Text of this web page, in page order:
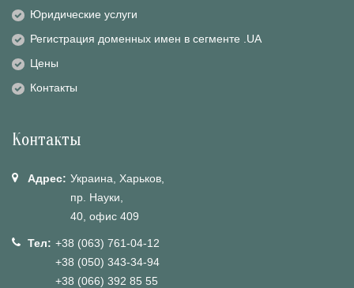
Юридические услуги
Регистрация доменных имен в сегменте .UA
Цены
Контакты
Контакты
Адрес: Украина, Харьков,
пр. Науки,
40, офис 409
Тел: +38 (063) 761-04-12
+38 (050) 343-34-94
+38 (066) 392 85 55